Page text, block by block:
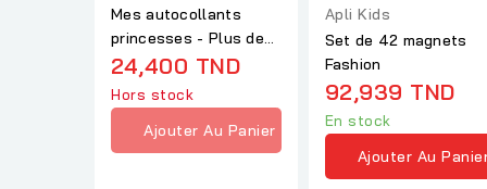
Mes autocollants
princesses - Plus de
180 autocollants
24,400 TND
Hors stock
Ajouter Au Panier
Apli Kids
Set de 42 magnets
Fashion
92,939 TND
En stock
Ajouter Au